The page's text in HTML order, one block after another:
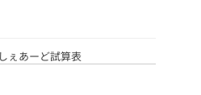
ぇあーど試算表